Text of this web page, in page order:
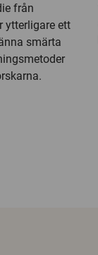
från
ytterligare ett
smärta